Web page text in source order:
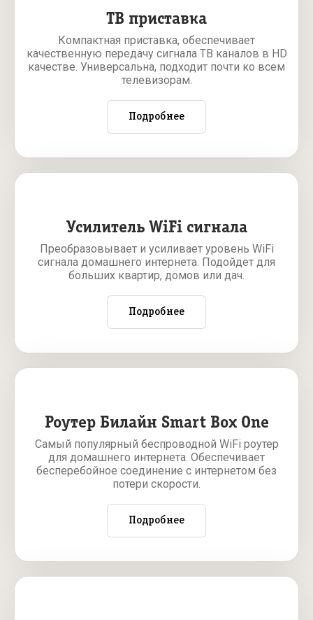
ТВ приставка
Компактная приставка, обеспечивает
качественную передачу сигнала ТВ каналов в HD
качестве. Универсальна, подходит почти ко всем
телевизорам.
Подробнее
Усилитель WiFi сигнала
Преобразовывает и усиливает уровень WiFi
сигнала домашнего интернета. Подойдет для
больших квартир, домов или дач.
Подробнее
Роутер Билайн Smart Box One
Самый популярный беспроводной WiFi роутер
для домашнего интернета. Обеспечивает
бесперебойное соединение с интернетом без
потери скорости.
Подробнее